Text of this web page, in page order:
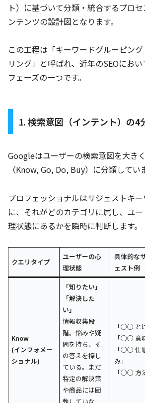
ト）に基づいて分類・統合するプロ
ンテンツの設計図となります。
この工程は「キーワードグルーピン
リング」と呼ばれ、近年のSEOにお
フェーズの一つです。
1. 検索意図（インテント）の4
Googleはユーザーの検索意図を大き
（Know, Go, Do, Buy）に分類してい
プロフェッショナルはサジェストキ
に、それがどのカテゴリに属し、ユ
理状態にあるかを瞬時に判断します。
クエリタイプ
ユーザーの心
理状態
具体的な
ェスト例
Know
(インフォメー
ショナル)
「知りたい」
「解決した
い」
情報収集段
階。悩みや疑
問を持ち、そ
の答えを探し
ている。まだ
特定の解決策
や商品には固
「○○ と
「○○ 意
「○○ 仕
み」
「○○ 方